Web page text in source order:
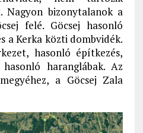
Nagyon bizonytalanok a
felé. Göcsej hasonló
a Kerka közti dombvidék.
hasonló építkezés,
haranglábak. Az
a Göcsej Zala